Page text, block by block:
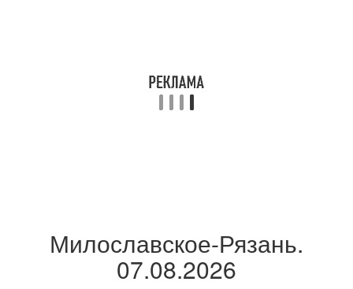
Милославское-Рязань.
07.08.2026